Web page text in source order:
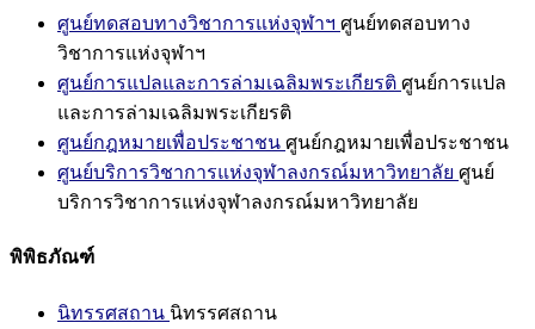
ศูนย์ทดสอบทางวิชาการแห่งจุฬาฯ ศูนย์ทดสอบทาง
วิชาการแห่งจุฬาฯ
ศูนย์การแปลและการล่ามเฉลิมพระเกียรติ ศูนย์การแปล
และการล่ามเฉลิมพระเกียรติ
ศูนย์กฎหมายเพื่อประชาชน ศูนย์กฎหมายเพื่อประชาชน
ศูนย์บริการวิชาการแห่งจุฬาลงกรณ์มหาวิทยาลัย ศูนย์
บริการวิชาการแห่งจุฬาลงกรณ์มหาวิทยาลัย
พิพิธภัณฑ์
นิทรรศสถาน นิทรรศสถาน